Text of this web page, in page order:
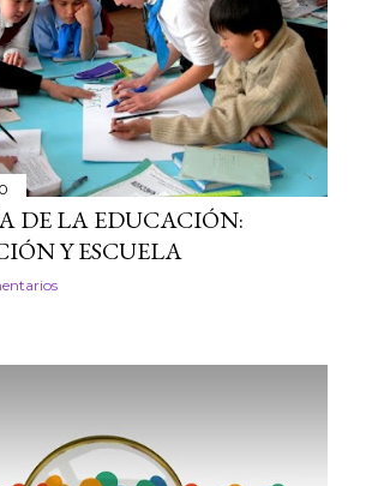
DE LA EDUCACIÓN:
Y ESCUELA